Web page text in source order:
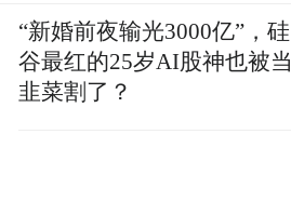
“新婚前夜输光3000亿”，硅
谷最红的25岁AI股神也被当
韭菜割了？